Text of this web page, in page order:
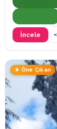
İncele
★ Öne Çıkan